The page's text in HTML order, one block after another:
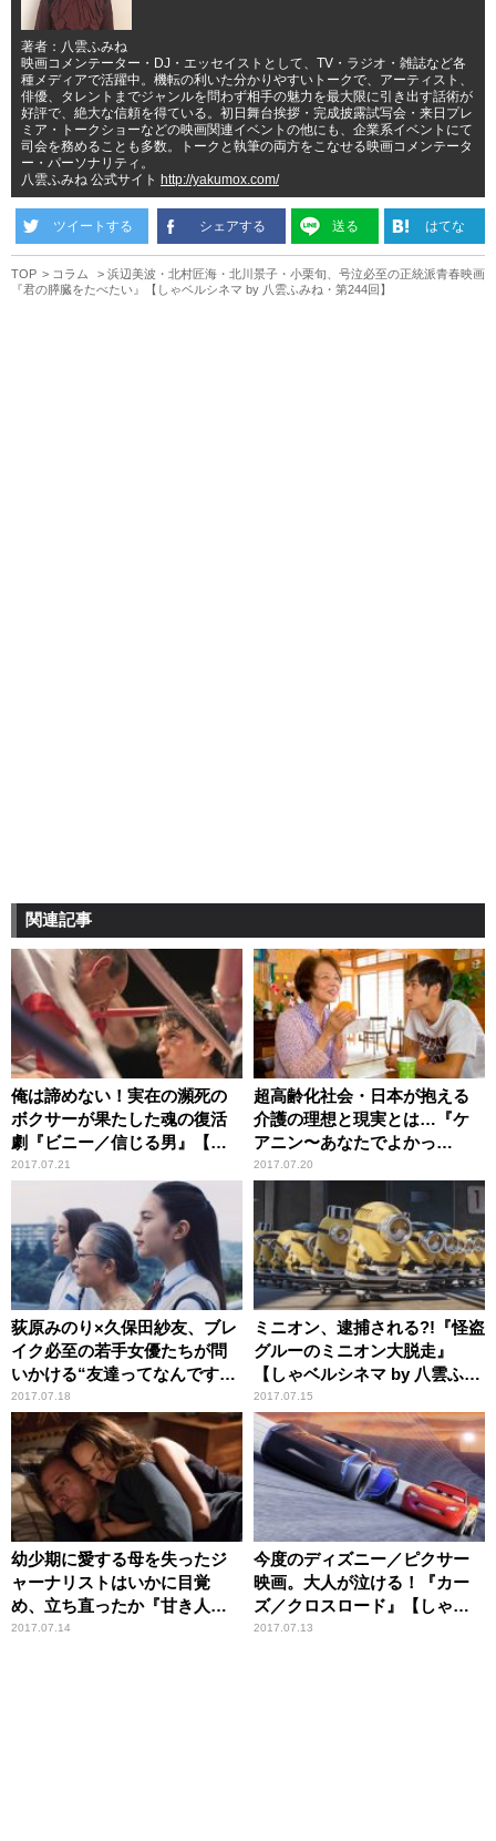
著者：八雲ふみね
映画コメンテーター・DJ・エッセイストとして、TV・ラジオ・雑誌など各
種メディアで活躍中。機転の利いた分かりやすいトークで、アーティスト、
俳優、タレントまでジャンルを問わず相手の魅力を最大限に引き出す話術が
好評で、絶大な信頼を得ている。初日舞台挨拶・完成披露試写会・来日プレ
ミア・トークショーなどの映画関連イベントの他にも、企業系イベントにて
司会を務めることも多数。トークと執筆の両方をこなせる映画コメンテータ
ー・パーソナリティ。
八雲ふみね 公式サイト
http://yakumox.com/
ツイートする シェアする 送る はてな
TOP コラム
浜辺美波・北村匠海・北川景子・小栗旬、号泣必至の正統派青春映画
『君の膵臓をたべたい』【しゃベルシネマ by 八雲ふみね・第244回】
関連記事
俺は諦めない！実在の瀕死の
ボクサーが果たした魂の復活
劇『ビニー／信じる男』【し
ゃベルシネマ by 八雲ふみね・
2017.07.21
超高齢化社会・日本が抱える
介護の理想と現実とは…『ケ
アニン〜あなたでよかっ
た〜』【しゃベルシネマ by 八
雲ふみね・第242回】
2017.07.20
荻原みのり×久保田紗友、ブレ
イク必至の若手女優たちが問
いかける“友達ってなんです
か？”『ハローグッバイ』【し
ゃベルシネマ by 八雲ふみね・
第241回】
2017.07.18
ミニオン、逮捕される?!『怪盗
グルーのミニオン大脱走』
【しゃベルシネマ by 八雲ふみ
ね・第240回】
2017.07.15
幼少期に愛する母を失ったジ
ャーナリストはいかに目覚
め、立ち直ったか『甘き人
生』【しゃベルシネマ by 八雲
2017.07.14
今度のディズニー／ピクサー
映画。大人が泣ける！『カー
ズ／クロスロード』【しゃベ
ルシネマ by 八雲ふみね・第
2017.07.13